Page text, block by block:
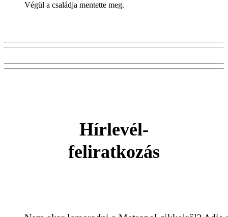
Végül a családja mentette meg.
Hírlevél-
feliratkozás